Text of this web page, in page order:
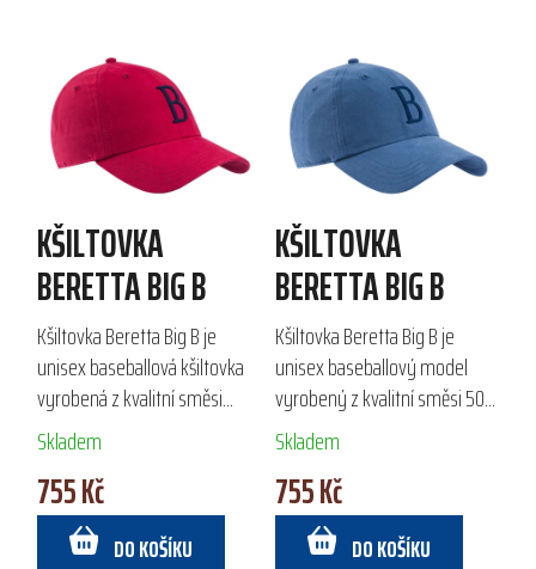
KŠILTOVKA
BERETTA BIG B
Kšiltovka Beretta Big B je
unisex baseballová kšiltovka
vyrobená z kvalitní směsi
bavlny a polyesteru. S
vnitřním páskem pro absorpci
potu a nastavitelným zadním
popruhem...
Skladem
755 Kč
DO KOŠÍKU
KŠILTOVKA
BERETTA BIG B
Kšiltovka Beretta Big B je
unisex baseballový model
vyrobený z kvalitní směsi 50
% bavlny a 50 % polyesteru. Je
vybavena nastavitelným
popruhem pro optimální fit a
vnitřní...
Skladem
755 Kč
DO KOŠÍKU